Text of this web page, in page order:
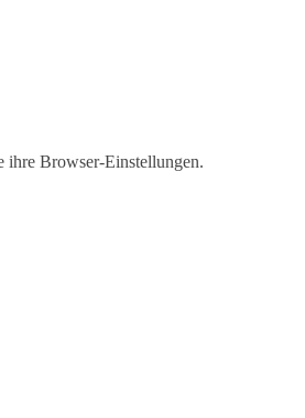
ihre Browser-Einstellungen.